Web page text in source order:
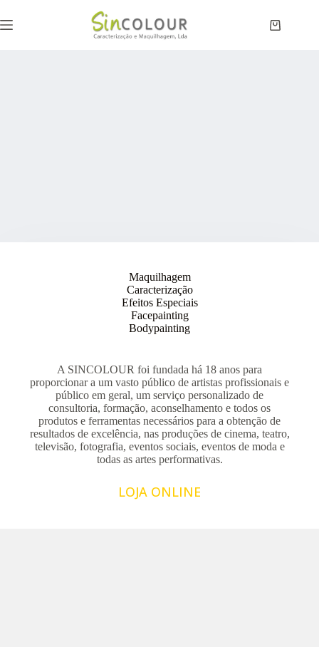
para
o
Carrinho
Maquilhagem
Caracterização
Efeitos Especiais
Facepainting
Bodypainting
A SINCOLOUR foi fundada há 18 anos para
proporcionar a um vasto público de artistas profissionais e
público em geral, um serviço personalizado de
consultoria, formação, aconselhamento e todos os
produtos e ferramentas necessários para a obtenção de
resultados de excelência, nas produções de cinema, teatro,
televisão, fotografia, eventos sociais, eventos de moda e
todas as artes performativas.
LOJA ONLINE